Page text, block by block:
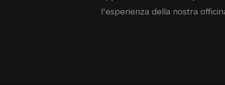
l'esperienza della nostra